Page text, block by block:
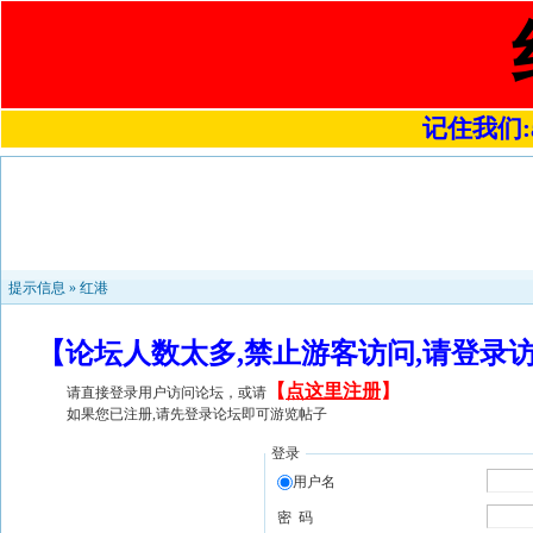
记住我们
提示信息 » 红港
【论坛人数太多,禁止游客访问,请登
请直接登录用户访问论坛，或请 【 点这里注册】
如果您已注册,请先登录论坛即可游览帖子
登录
用户名
密 码